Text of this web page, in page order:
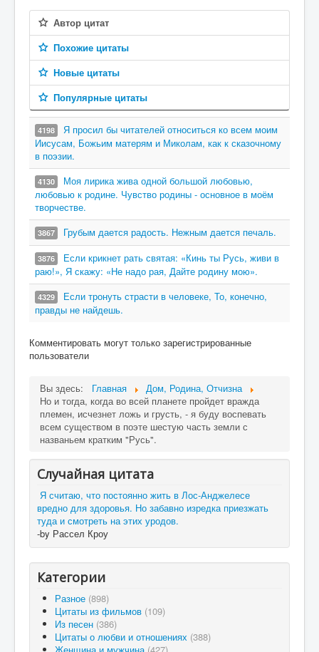
Автор цитат
Похожие цитаты
Новые цитаты
Популярные цитаты
4198
Я просил бы читателей относиться ко всем моим
Иисусам, Божьим матерям и Миколам, как к сказочному
в поэзии.
4130
Моя лирика жива одной большой любовью,
любовью к родине. Чувство родины - основное в моём
творчестве.
3867 Грубым дается радость. Нежным дается печаль.
3876
Если крикнет рать святая: «Кинь ты Русь, живи в
раю!», Я скажу: «Не надо рая, Дайте родину мою».
4329
Если тронуть страсти в человеке, То, конечно,
правды не найдешь.
Комментировать могут только зарегистрированные
пользователи
Вы здесь: Главная
Дом, Родина, Отчизна
Но и тогда, когда во всей планете пройдет вражда
племен, исчезнет ложь и грусть, - я буду воспевать
всем существом в поэте шестую часть земли с
названьем кратким "Русь".
Случайная цитата
Я считаю, что постоянно жить в Лос-Анджелесе
вредно для здоровья. Но забавно изредка приезжать
туда и смотреть на этих уродов.
-by Рассел Кроу
Категории
Разное (898)
Цитаты из фильмов (109)
Из песен (386)
Цитаты о любви и отношениях (388)